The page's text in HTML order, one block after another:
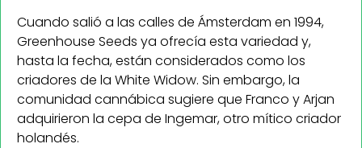
Cuando salió a las calles de Ámsterdam en 1994,
Greenhouse Seeds ya ofrecía esta variedad y,
hasta la fecha, están considerados como los
criadores de la White Widow. Sin embargo, la
comunidad cannábica sugiere que Franco y Arjan
adquirieron la cepa de Ingemar, otro mítico criador
holandés.